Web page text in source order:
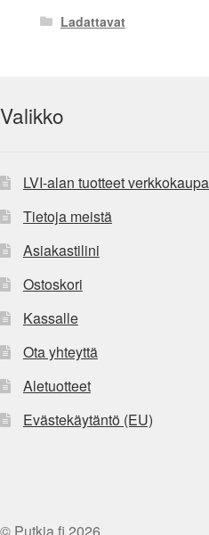
Ladattavat
Valikko
LVI-alan tuotteet
Tietoja meistä
Asiakastilini
Ostoskori
Kassalle
Ota yhteyttä
Aletuotteet
Evästekäytäntö (EU)
© Putkia.fi 2026